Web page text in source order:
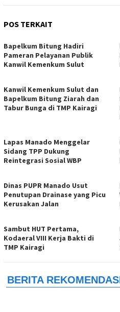
POS TERKAIT
‎Bapelkum Bitung Hadiri
Pameran Pelayanan Publik
Kanwil Kemenkum Sulut
‎Kanwil Kemenkum Sulut dan
Bapelkum Bitung Ziarah dan
Tabur Bunga di TMP Kairagi
Lapas Manado Menggelar
Sidang TPP Dukung
Reintegrasi Sosial WBP
Dinas PUPR Manado Usut
Penutupan Drainase yang Picu
Kerusakan Jalan
Sambut HUT Pertama,
Kodaeral VIII Kerja Bakti di
TMP Kairagi